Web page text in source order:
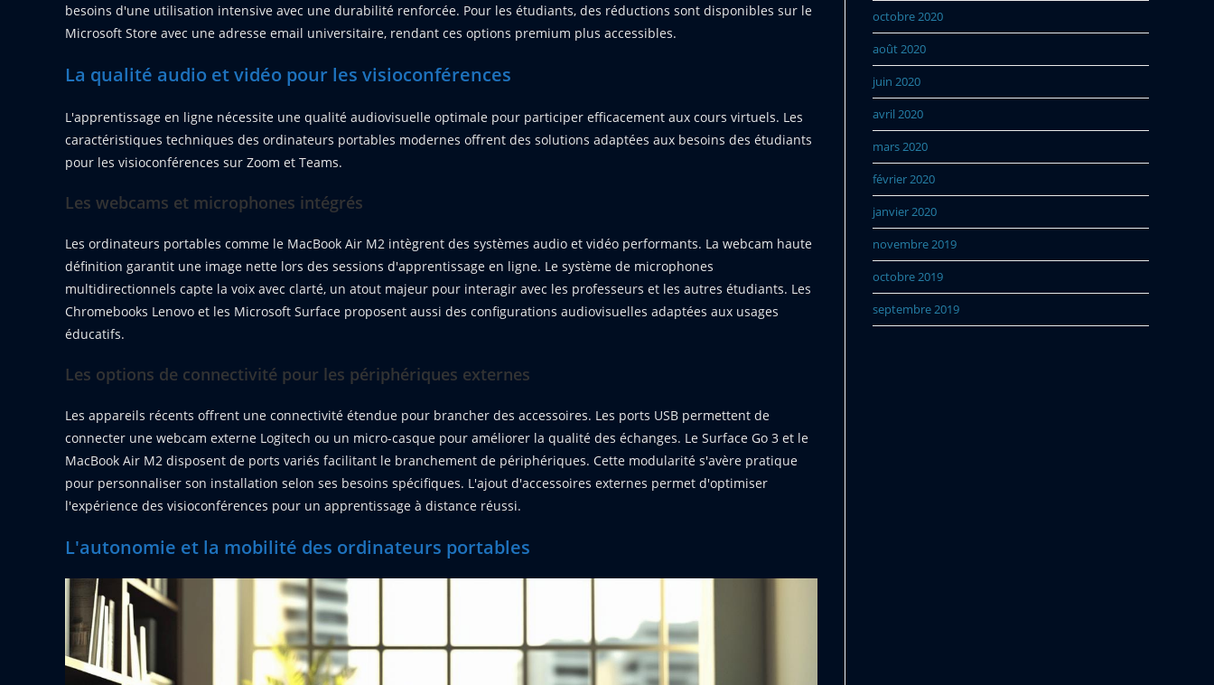
besoins d'une utilisation intensive avec une durabilité renforcée. Pour les étudiants, des réductions sont disponibles sur le
Microsoft Store avec une adresse email universitaire, rendant ces options premium plus accessibles.
La qualité audio et vidéo pour les visioconférences
L'apprentissage en ligne nécessite une qualité audiovisuelle optimale pour participer efficacement aux cours virtuels. Les
caractéristiques techniques des ordinateurs portables modernes offrent des solutions adaptées aux besoins des étudiants
pour les visioconférences sur Zoom et Teams.
Les webcams et microphones intégrés
Les ordinateurs portables comme le MacBook Air M2 intègrent des systèmes audio et vidéo performants. La webcam haute
définition garantit une image nette lors des sessions d'apprentissage en ligne. Le système de microphones
multidirectionnels capte la voix avec clarté, un atout majeur pour interagir avec les professeurs et les autres étudiants. Les
Chromebooks Lenovo et les Microsoft Surface proposent aussi des configurations audiovisuelles adaptées aux usages
éducatifs.
Les options de connectivité pour les périphériques externes
Les appareils récents offrent une connectivité étendue pour brancher des accessoires. Les ports USB permettent de
connecter une webcam externe Logitech ou un micro-casque pour améliorer la qualité des échanges. Le Surface Go 3 et le
MacBook Air M2 disposent de ports variés facilitant le branchement de périphériques. Cette modularité s'avère pratique
pour personnaliser son installation selon ses besoins spécifiques. L'ajout d'accessoires externes permet d'optimiser
l'expérience des visioconférences pour un apprentissage à distance réussi.
L'autonomie et la mobilité des ordinateurs portables
octobre 2020
août 2020
juin 2020
avril 2020
mars 2020
février 2020
janvier 2020
novembre 2019
octobre 2019
septembre 2019